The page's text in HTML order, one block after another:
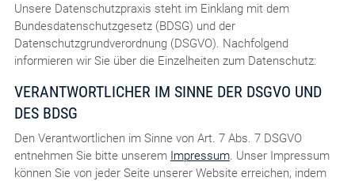
Unsere Datenschutzpraxis steht im Einklang mit dem
Bundesdatenschutzgesetz (BDSG) und der
Datenschutzgrundverordnung (DSGVO). Nachfolgend
informieren wir Sie über die Einzelheiten zum Datenschutz:
VERANTWORTLICHER IM SINNE DER DSGVO UND
DES BDSG
Den Verantwortlichen im Sinne von Art. 7 Abs. 7 DSGVO
entnehmen Sie bitte unserem Impressum. Unser Impressum
können Sie von jeder Seite unserer Website erreichen, indem